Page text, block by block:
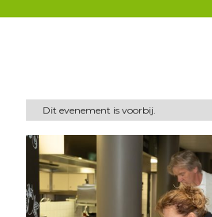
Dit evenement is voorbij.